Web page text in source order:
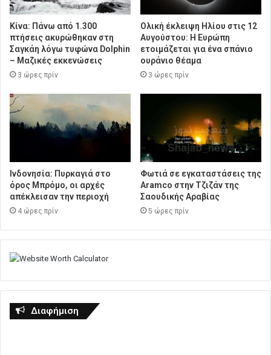
Κίνα: Πάνω από 1.300
πτήσεις ακυρώθηκαν στη
Σαγκάη λόγω τυφώνα Dolphin
– Μαζικές εκκενώσεις
3 ώρες πρίν
Ολική έκλειψη Ηλίου στις 12
Αυγούστου: Η Ευρώπη
ετοιμάζεται για ένα σπάνιο
ουράνιο θέαμα
3 ώρες πρίν
Ινδονησία: Πυρκαγιά στο
όρος Μπρόμο, οι αρχές
απέκλεισαν την περιοχή
4 ώρες πρίν
Φωτιά σε εγκαταστάσεις της
Aramco στην Τζιζάν της
Σαουδικής Αραβίας
5 ώρες πρίν
Διαφήμιση